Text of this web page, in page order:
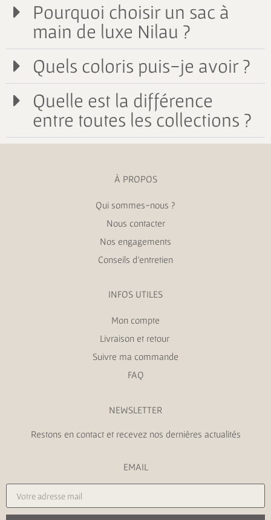
Pourquoi choisir un sac à
main de luxe Nilau ?
Quels coloris puis-je avoir ?
Quelle est la différence
entre toutes les collections ?
À PROPOS
Qui sommes-nous ?
Nous contacter
Nos engagements
Conseils d’entretien
INFOS UTILES
Mon compte
Livraison et retour
Suivre ma commande
FAQ
NEWSLETTER
Restons en contact et recevez nos dernières actualités
EMAIL